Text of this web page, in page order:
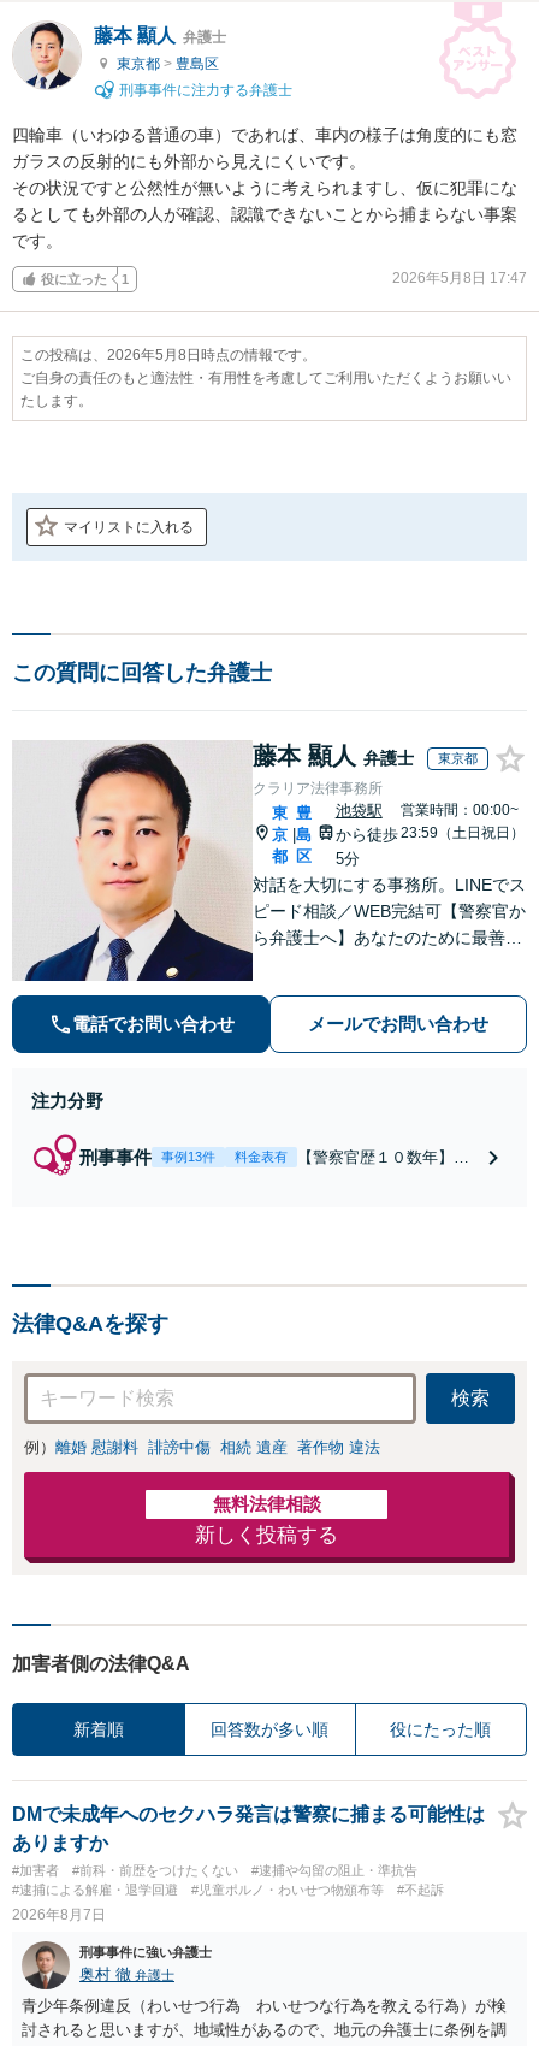
藤本 顯人 弁護士
東京都 > 豊島区
刑事事件に注力する弁護士
四輪車（いわゆる普通の車）であれば、車内の様子は角度的にも窓
ガラスの反射的にも外部から見えにくいです。
その状況ですと公然性が無いように考えられますし、仮に犯罪にな
るとしても外部の人が確認、認識できないことから捕まらない事案
です。
役に立った 1 2026年5月8日 17:47
この投稿は、2026年5月8日時点の情報です。
ご自身の責任のもと適法性・有用性を考慮してご利用いただくようお願いい
たします。
マイリストに入れる
この質問に回答した弁護士
藤本 顯人 弁護士 東京都
クラリア法律事務所
東
京
都
豊
島
区
池袋駅
から徒歩
5分
営業時間：00:00~
23:59（土日祝日）
対話を大切にする事務所。LINEでス
ピード相談／WEB完結可【警察官か
ら弁護士へ】あなたのために最善の
婚などの民事から刑事事件まで幅広
く支援【完全個室】
電話でお問い合わせ メールでお問い合わせ
注力分野
刑事事件 事例13件 料金表有
【警察官歴１０数年】
力。少年事件／告訴・告
法律Q&Aを探す
検索
例） 離婚 慰謝料 誹謗中傷 相続 遺産 著作物 違法
無料法律相談
新しく投稿する
加害者側の法律Q&A
新着順 回答数が多い順 役にたった順
DMで未成年へのセクハラ発言は警察に捕まる可能性は
ありますか
#加害者 #前科・前歴をつけたくない
#逮捕や勾留の阻止・準抗告
#逮捕による解雇・退学回避
#児童ポルノ・わいせつ物頒布等 #不起訴
2026年8月7日
刑事事件に強い弁護士
奥村 徹 弁護士
青少年条例違反（わいせつ行為 わいせつな行為を教える行為）が検
討されると思いますが、地域性があるので、地元の弁護士に条例を調